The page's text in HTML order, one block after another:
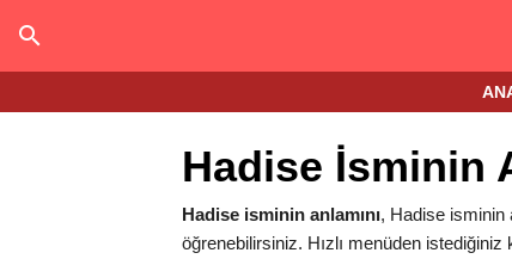
Hadise İsminin
Hadise isminin anlamını, Hadise isminin
öğrenebilirsiniz. Hızlı menüden